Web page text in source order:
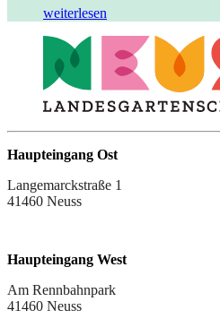
weiterlesen
Haupteingang Ost
Langemarckstraße 1
41460 Neuss
Haupteingang West
Am Rennbahnpark
41460 Neuss